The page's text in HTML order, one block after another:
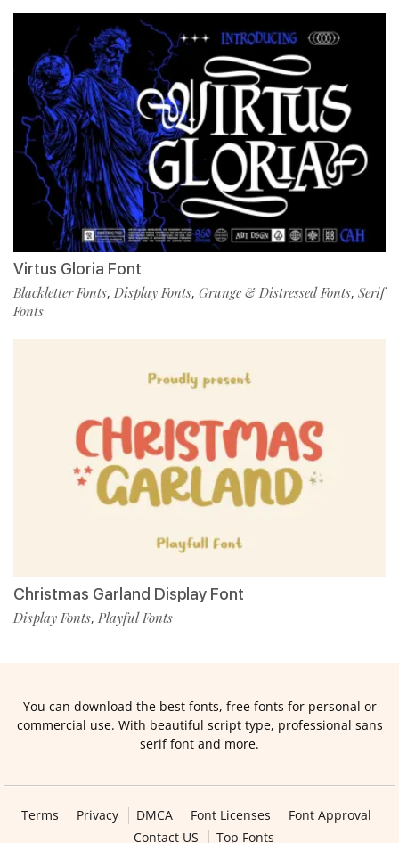
Virtus Gloria Font
Blackletter Fonts, Display Fonts, Grunge & Distressed Fonts, Serif
Fonts
Christmas Garland Display Font
Display Fonts, Playful Fonts
You can download the best fonts, free fonts for personal or
commercial use. With beautiful script type, professional sans
serif font and more.
Terms Privacy DMCA Font Licenses
Font Approval
Contact US
Top Fonts